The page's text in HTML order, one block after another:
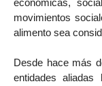
movimientos
alimento sea
Desde hace más
entidades aliadas